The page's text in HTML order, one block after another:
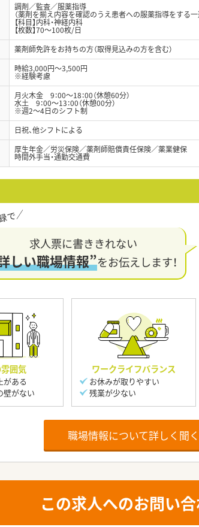
調剤／監査／服薬指導
（薬剤を揃え内容を確認のうえ患者への服薬指導をする
【科目】内科・神経内科
【枚数】70～100枚/日
薬剤師免許をお持ちの方（取得見込みの方を含む）
時給3,000円～3,500円
※経験考慮
月火木金 9：00～18：00（休憩60分）
水土 9：00～13：00（休憩00分）
※週2～4日のシフト制
日祝、他シフトによる
厚生年金／労災保険／薬剤師賠償責任保険／薬業健保
時間外手当・通勤交通費
求人票に書ききれない
しい職場情報”をお伝えします！
囲気
がある
壁がない
ワークライフバランス
お休みが取りやすい
残業が少ない
職場情報について詳しく聞く
この求人へのお問い